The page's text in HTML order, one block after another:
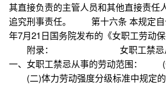
其直接负责的主管人员和其他直接责任
追究刑事责任。 第十六条 本规定自
年7月21日国务院发布的《女职工劳动保
附录： 女职工禁忌从
一、女职工禁忌从事的劳动范围： (
(二)体力劳动强度分级标准中规定的